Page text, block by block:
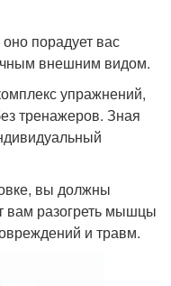
порадует вас
внешним видом.
упражнений,
тренажеров. Зная
вы должны
вам разогреть мышцы
и травм.